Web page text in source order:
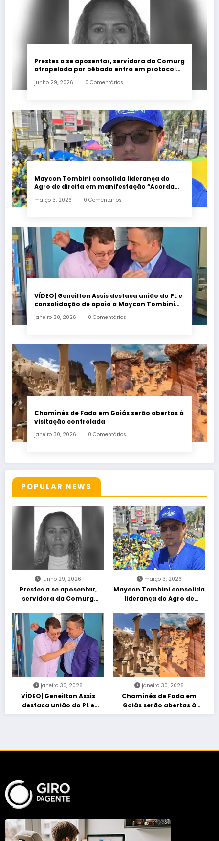
Prestes a se aposentar, servidora da Comurg
atropelada por bêbado entra em protocolo
junho 29, 2026 0 Comentários
Maycon Tombini consolida liderança do
Agro de direita em manifestação “Acorda
março 3, 2026 0 Comentários
VÍDEO| Geneilton Assis destaca união do PL e
consolidação de apoio a Maycon Tombini
janeiro 30, 2026 0 Comentários
Chaminés de Fada em Goiás serão abertas à
visitação controlada
janeiro 30, 2026 0 Comentários
POPULAR NEWS
junho 29, 2026
Prestes a se aposentar,
servidora da Comurg
entra em protocolo de
morte encefálica
março 3, 2026
Maycon Tombini consolida
liderança do Agro de
“Acorda Brasil” em Goiânia
janeiro 30, 2026
VÍDEO| Geneilton Assis
destaca união do PL e
consolidação de apoio a
Maycon Tombini em Jataí
janeiro 30, 2026
Chaminés de Fada em
Goiás serão abertas à
visitação controlada